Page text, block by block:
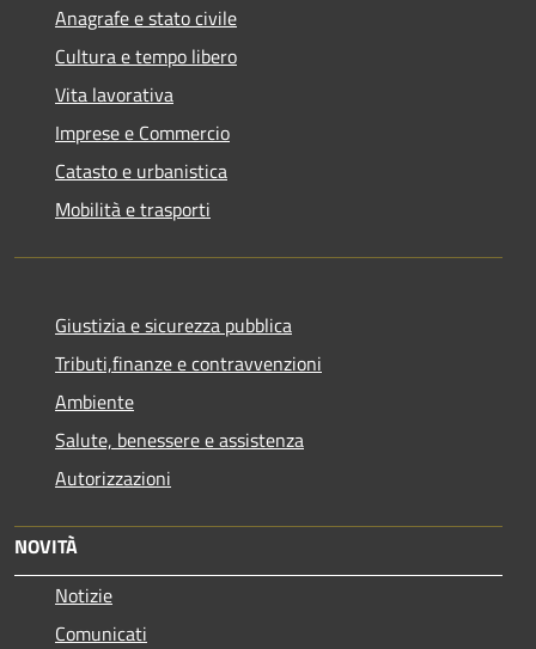
Anagrafe e stato civile
Cultura e tempo libero
Vita lavorativa
Imprese e Commercio
Catasto e urbanistica
Mobilità e trasporti
Giustizia e sicurezza pubblica
Tributi,finanze e contravvenzioni
Ambiente
Salute, benessere e assistenza
Autorizzazioni
NOVITÀ
Notizie
Comunicati